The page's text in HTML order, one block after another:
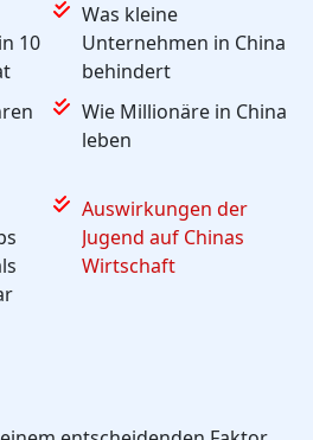
10
Was kleine
Unternehmen in China
behindert
Wie Millionäre in China
leben
Auswirkungen der
Jugend auf Chinas
Wirtschaft